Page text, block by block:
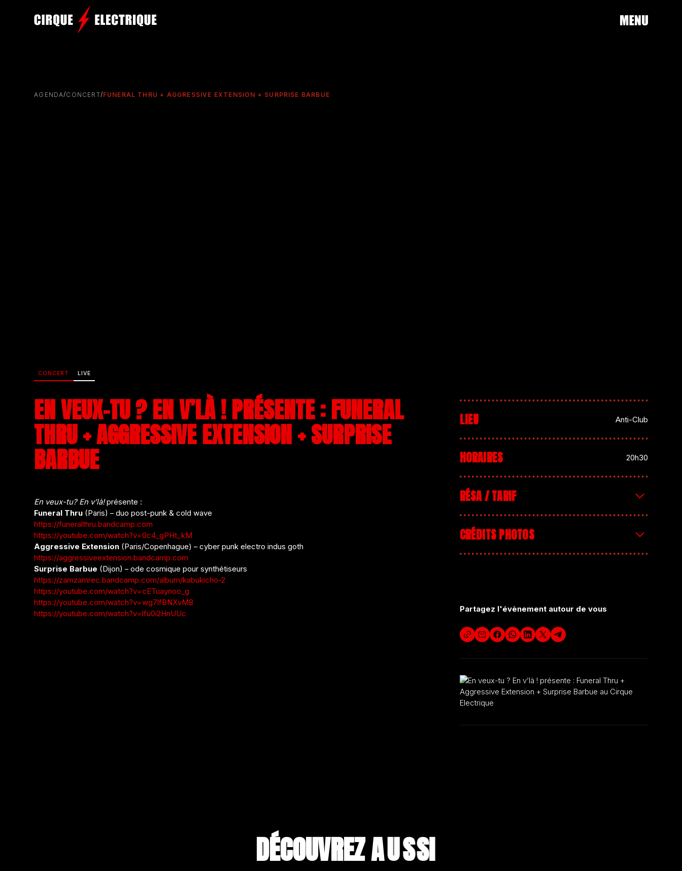
AGENDA/CONCERT/FUNERAL THRU + AGGRESSIVE EXTENSION + SURPRISE BARBUE
CONCERT LIVE
EN VEUX-TU ? EN V’LÀ ! PRÉSENTE : FUNERAL
THRU + AGGRESSIVE EXTENSION + SURPRISE
BARBUE
En veux-tu? En v’là!présente :
Funeral Thru (Paris) – duo post-punk & cold wave
https://funeralthru.bandcamp.com
https://youtube.com/watch?v=0c4_gPHt_kM
Aggressive Extension (Paris/Copenhague) – cyber punk electro indus goth
https://aggressiveextension.bandcamp.com
Surprise Barbue (Dijon) – ode cosmique pour synthétiseurs
https://zamzamrec.bandcamp.com/album/kabukicho-2
https://youtube.com/watch?v=cETuaynoo_g
https://youtube.com/watch?v=wg7lfBNXvM8
https://youtube.com/watch?v=lfu0i2HnUUc
LIEU Anti-Club
HORAIRES 20h30
RÉSA / TARIF
CRÉDITS PHOTOS
Partagez l'évènement autour de vous
DÉCOUVREZ AUSSI